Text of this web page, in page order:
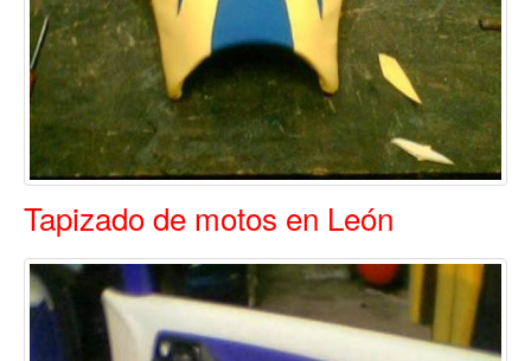
Tapizado de motos en León